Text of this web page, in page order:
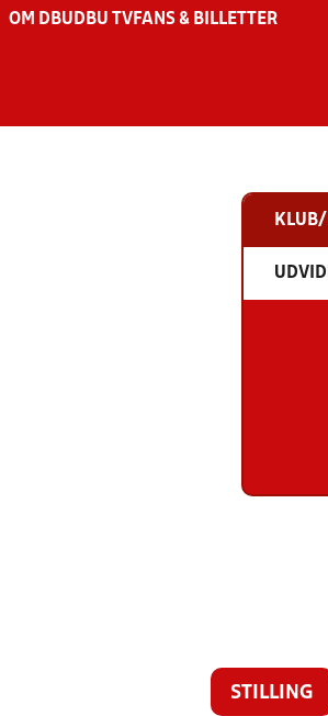
OM DBU DBU TV FANS & BILLETTER
STILLING